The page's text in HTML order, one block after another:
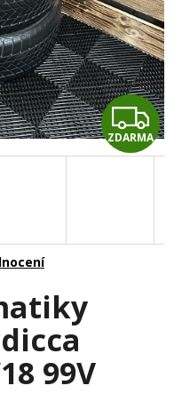
99V
Z
D
ZDARMA